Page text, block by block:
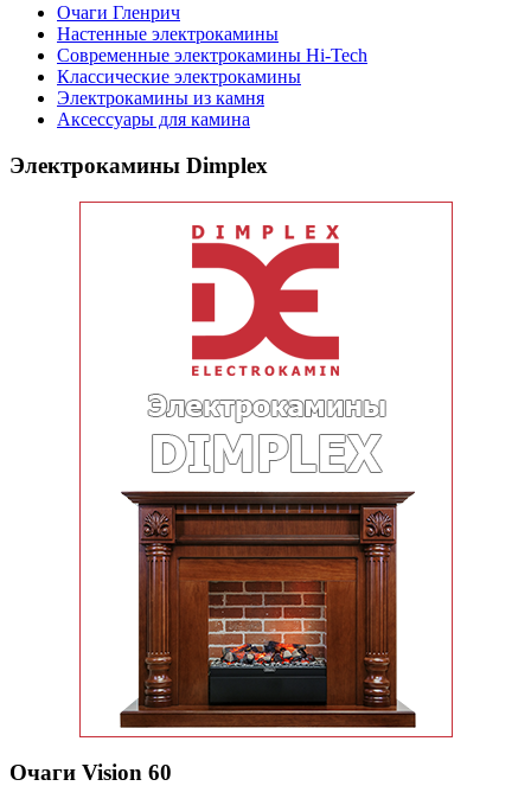
Очаги Гленрич
Настенные электрокамины
Современные электрокамины Hi-Tech
Классические электрокамины
Электрокамины из камня
Аксессуары для камина
Электрокамины Dimplex
Очаги Vision 60